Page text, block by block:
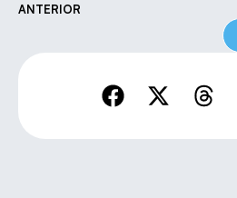
ANTERIOR